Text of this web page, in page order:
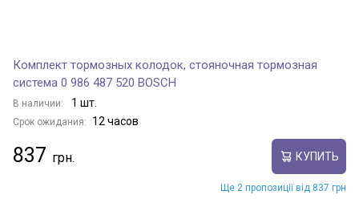
Комплект тормозных колодок, стояночная тормозная
система 0 986 487 520 BOSCH
В наличии: 1 шт.
Срок ожидания: 12 часов
837 КУПИТЬ
Ще 2 пропозиції від 837 грн